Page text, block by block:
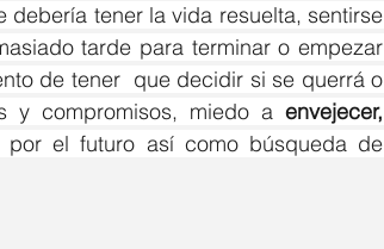
tarde para terminar o empezar
de tener  que decidir si se querrá o
y compromisos, miedo a envejecer,
por el futuro así como búsqueda de